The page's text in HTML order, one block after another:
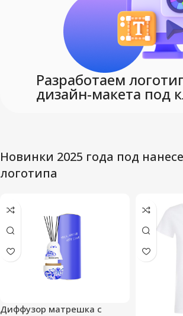
Разработаем
дизайн-макета под
Новинки 2025 года под
логотипа
Диффузор матрешка с